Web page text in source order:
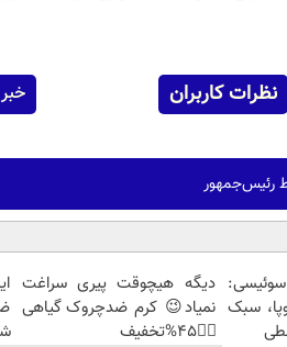
نظرات کاربران
رئیس‌جمهور
سبک
دیگه هیچوقت پیری سراغت
نمیاد😉 کرم ضدچروک گیاهی
👈🏻45%تخفیف